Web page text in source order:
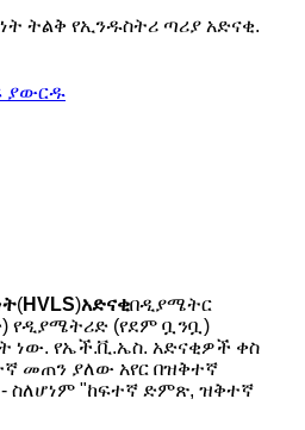
ትልቅ የኢንዱስትሪ ጣሪያ አድናቂ.
ያውርዱ
(HVLS)አድናቂበዲያሜትር
(የደም ቧንቧ)
ነው. የኤች.ቪ.ኤስ. አድናቂዎች ቀስ
መጠን ያለው አየር በዝቅተኛ
ስለሆነም "ከፍተኛ ድምጽ, ዝቅተኛ